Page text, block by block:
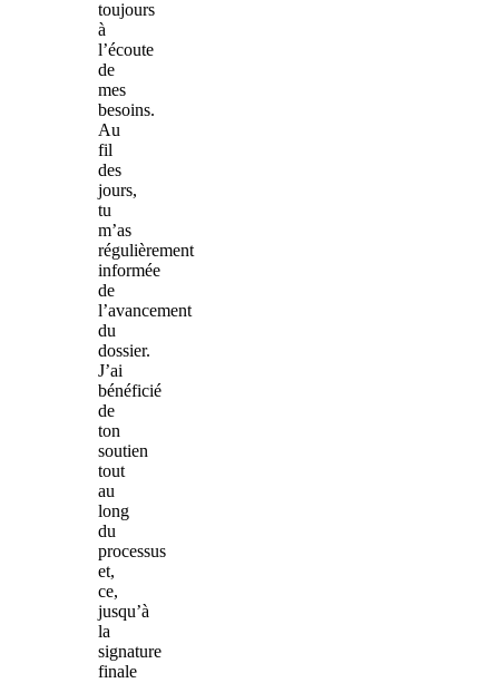
toujours
à
l’écoute
de
mes
besoins.
Au
fil
des
jours,
tu
m’as
régulièrement
informée
de
l’avancement
du
dossier.
J’ai
bénéficié
de
ton
soutien
tout
au
long
du
processus
et,
ce,
jusqu’à
la
signature
finale